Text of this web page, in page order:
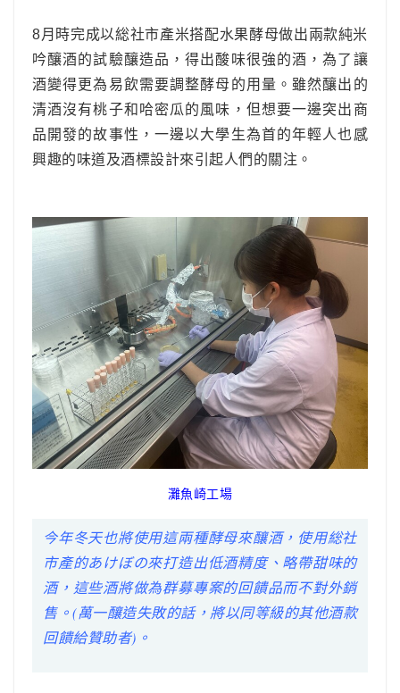
8月時完成以総社市產米搭配水果酵母做出兩款純米
吟釀酒的試驗釀造品，得出酸味很強的酒，為了讓
酒變得更為易飲需要調整酵母的用量。雖然釀出的
清酒沒有桃子和哈密瓜的風味，但想要一邊突出商
品開發的故事性，一邊以大學生為首的年輕人也感
興趣的味道及酒標設計來引起人們的關注。
灘魚崎工場
今年冬天也將使用這兩種酵母來釀酒，使用総社
市產的あけぼの來打造出低酒精度、略帶甜味的
酒，這些酒將做為群募專案的回饋品而不對外銷
售。(萬一釀造失敗的話，將以同等級的其他酒款
回饋給贊助者)。